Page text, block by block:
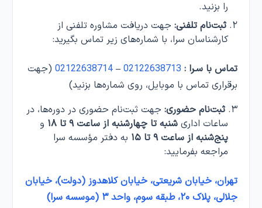
را بزنید.
ثبت‌نام تلفنی: جهت دریافت مشاوره تلفنی از
کارشناسان سرا، با شماره‌های زیر تماس بگیرید:
تماس با سـرا : 02122638713
–
02122638714 (جهت
برقراری تماس با موبایل، روی شماره‌ها بزنید)
ثبت‌نام حضوری: جهت ثبت‌نام حضوری در دوره‌ها، در
ساعات اداریشنبه تا چهارشنبه از ساعت ۹ تا ۱۸
و
پنج‌شنبه از ساعت ۹ تا ۱۵
به دفتر مؤسسه سرا
مراجعه بفرمایید:
تهران، خیابان شریعتی، خیابان کلاهدوز (دولت)، خیابان
جلالی، پلاک ۲۰، طبقه سوم، واحد ۳ (موسسه سرا)